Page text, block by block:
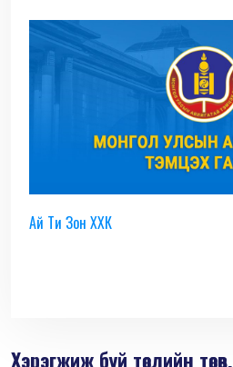
Ай Ти Зон ХХК
Хэрэгжиж буй төслийн